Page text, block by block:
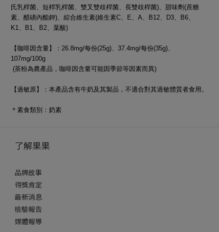
氏乳桿菌、短桿乳桿菌、雙叉雙歧桿菌、長雙歧桿菌)、甜味劑(蔗糖
素、醋磺內酯鉀)、綜合維生素(維生素C、E、A、B12、D3、B6、
K1、B1、B2、葉酸)
【咖啡因含量】：26.8mg/每份(25g)、37.4mg/每份(35g)、
107mg/100g
(茶粉為農產品，咖啡因含量可能因季節等因素而異)
【過敏原】：本產品含有牛奶及其製品，不適合對其過敏體質者食用。
＊素食類別：奶素
了解果果
品牌故事
得獎肯定
最新消息
檢驗報告
媒體報導